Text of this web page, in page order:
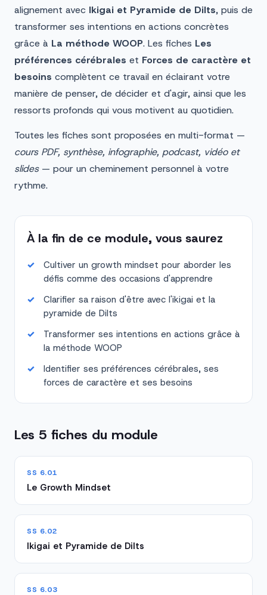
alignement avec Ikigai et Pyramide de Dilts, puis de
transformer ses intentions en actions concrètes
grâce à La méthode WOOP. Les fiches Les
préférences cérébrales et Forces de caractère et
besoins complètent ce travail en éclairant votre
manière de penser, de décider et d'agir, ainsi que les
ressorts profonds qui vous motivent au quotidien.
Toutes les fiches sont proposées en multi-format —
cours PDF, synthèse, infographie, podcast, vidéo et
slides— pour un cheminement personnel à votre
rythme.
À la fin de ce module, vous saurez
Cultiver un growth mindset pour aborder les
défis comme des occasions d'apprendre
Clarifier sa raison d'être avec l'ikigai et la
pyramide de Dilts
Transformer ses intentions en actions grâce à
la méthode WOOP
Identifier ses préférences cérébrales, ses
forces de caractère et ses besoins
Les 5 fiches du module
SS 6.01
Le Growth Mindset
SS 6.02
Ikigai et Pyramide de Dilts
SS 6.03